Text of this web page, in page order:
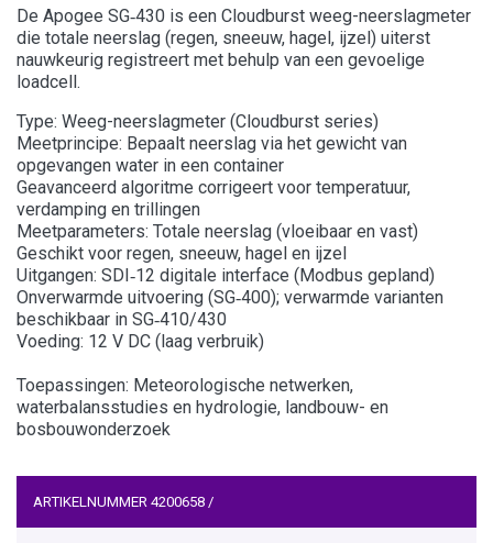
De Apogee SG‑430 is een Cloudburst weeg-neerslagmeter
die totale neerslag (regen, sneeuw, hagel, ijzel) uiterst
nauwkeurig registreert met behulp van een gevoelige
loadcell.
Type: Weeg-neerslagmeter (Cloudburst series)
Meetprincipe: Bepaalt neerslag via het gewicht van
opgevangen water in een container
Geavanceerd algoritme corrigeert voor temperatuur,
verdamping en trillingen
Meetparameters: Totale neerslag (vloeibaar en vast)
Geschikt voor regen, sneeuw, hagel en ijzel
Uitgangen: SDI‑12 digitale interface (Modbus gepland)
Onverwarmde uitvoering (SG‑400); verwarmde varianten
beschikbaar in SG‑410/430
Voeding: 12 V DC (laag verbruik)
Toepassingen: Meteorologische netwerken,
waterbalansstudies en hydrologie, landbouw- en
bosbouwonderzoek
ARTIKELNUMMER 4200658 /